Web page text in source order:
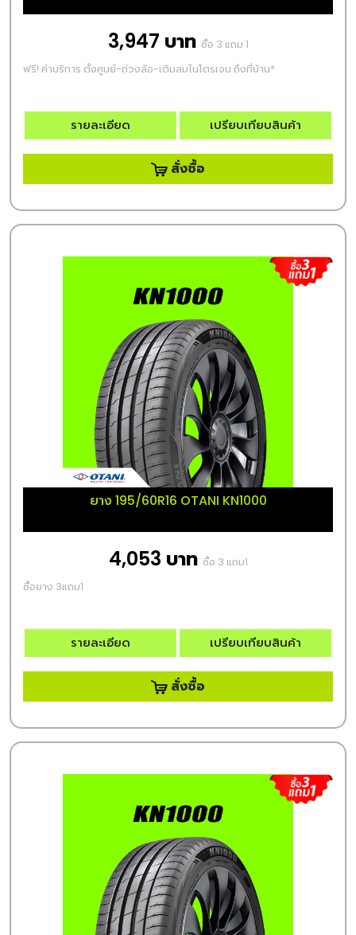
3,947 บาท ซื้อ 3 แถม 1
ฟรี! ค่าบริการ ตั้งศูนย์-ถ่วงล้อ-เติมลมไนโตรเจน ถึงที่บ้าน*
รายละเอียด เปรียบเทียบสินค้า
สั่งซื้อ
ยาง 195/60R16 OTANI KN1000
4,053 บาท ซื้อ 3 แถม1
ซื้อยาง 3แถม1
รายละเอียด เปรียบเทียบสินค้า
สั่งซื้อ